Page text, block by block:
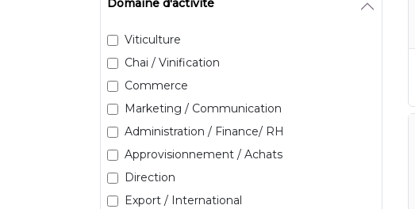
Domaine d'activité
Viticulture
Chai / Vinification
Commerce
Marketing / Communication
Administration / Finance/ RH
Approvisionnement / Achats
Direction
Export / International